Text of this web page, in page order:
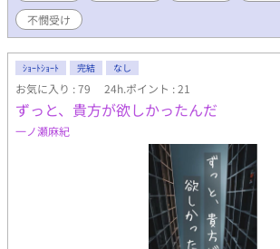
不憫受け
ｼｮｰﾄｼｮｰﾄ 完結 なし
お気に入り : 79 24h.ポイント : 21
ずっと、貴方が欲しかったんだ
一ノ瀬麻紀